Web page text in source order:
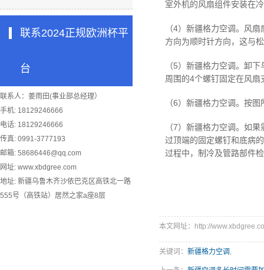
联系2024正规欧洲杯平
台
联系人：姜雨田(事业部总经理）
手机: 18129246666
电话: 18129246666
传真: 0991-3777193
邮箱: 58686446@qq.com
网址: www.xbdgree.com
地址: 新疆乌鲁木齐沙依巴克区高铁北一路
555号（高铁站）居然之家a座8层
室外机的风扇组件安装在
（4） 新疆格力空调。 风扇
方向为顺时针方向，这与
（5） 新疆格力空调。 卸下
周围的4个螺钉固定在风
（6） 新疆格力空调。 按图
（7） 新疆格力空调。 如果
过顶端的固定螺钉和底病
过程中，制冷及管路部件
本文网址：http://
关键词： 新疆格力空调 ,